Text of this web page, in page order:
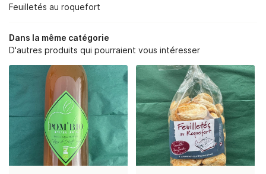
SAVOIR-FAIRE
BOUTIQUE
REJOIGNEZ-NOUS :
RESTEZ
INSCRIPTION
Feuilletés au roquefort
Dans la même catégorie
D'autres produits qui pourraient vous intéresser